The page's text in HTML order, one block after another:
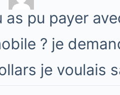
as pu payer
? je
je voulais